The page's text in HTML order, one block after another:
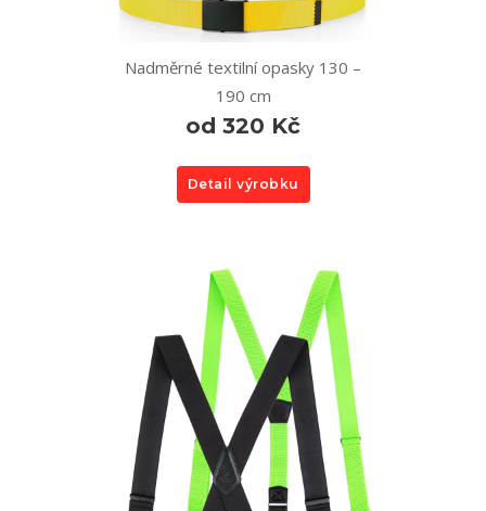
Nadměrné textilní opasky 130 –
190 cm
od 320 Kč
Detail výrobku